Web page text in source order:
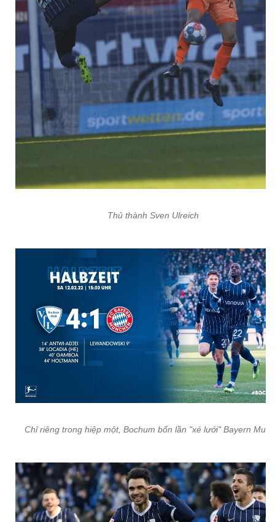
Thủ thành Sven Ulreich
Chỉ riêng trong hiệp một, Bochum bốn lần "xé lưới" Bayern